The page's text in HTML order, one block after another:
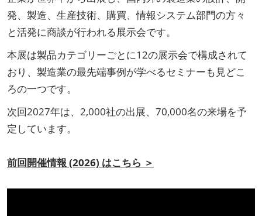
発、製造、生産技術、購買、情報システム部門の方々
と活発に商談が行われる展示会です。
本展は製品カテゴリーごとに12の展示会で構成されて
おり、製造業の最先端事例が学べるセミナーも見どこ
ろの一つです。
次回2027年は、2,000社の出展、70,000名の来場を予
定しています。
前回開催情報 (2026) はこちら ＞